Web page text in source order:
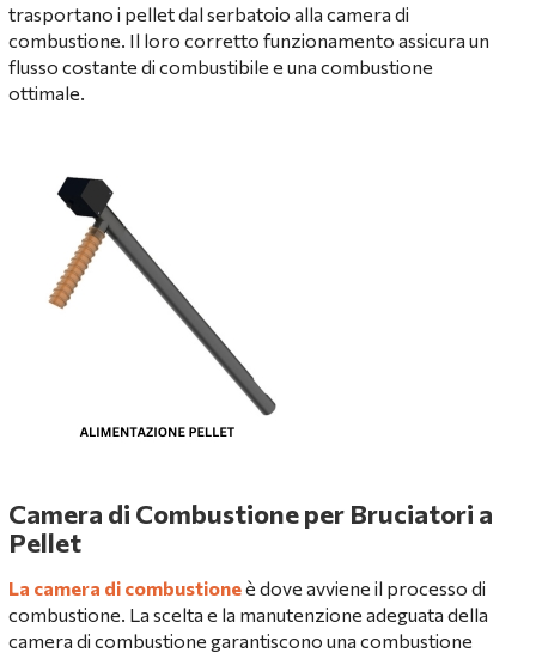
trasportano i pellet dal serbatoio alla camera di
combustione. Il loro corretto funzionamento assicura un
flusso costante di combustibile e una combustione
ottimale.
Camera di Combustione per Bruciatori a
Pellet
La camera di combustioneè dove avviene il processo di
combustione. La scelta e la manutenzione adeguata della
camera di combustione garantiscono una combustione